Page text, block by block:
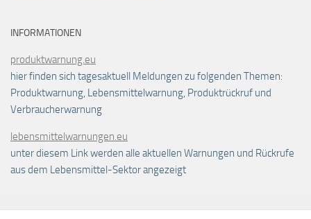
INFORMATIONEN
produktwarnung.eu
hier finden sich tagesaktuell Meldungen zu folgenden Themen:
Produktwarnung, Lebensmittelwarnung, Produktrückruf und
Verbraucherwarnung
lebensmittelwarnungen.eu
unter diesem Link werden alle aktuellen Warnungen und Rückrufe
aus dem Lebensmittel-Sektor angezeigt